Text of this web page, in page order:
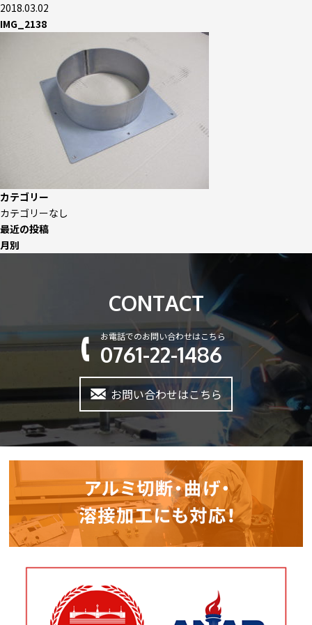
2018.03.02
IMG_2138
カテゴリー
カテゴリーなし
最近の投稿
月別
CONTACT
お電話でのお問い合わせはこちら
0761-22-1486
お問い合わせはこちら